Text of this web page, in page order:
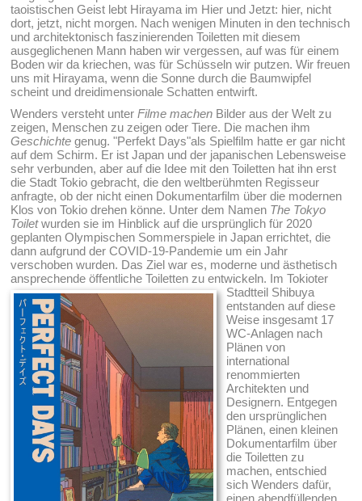
taoistischen Geist lebt Hirayama im Hier und Jetzt: hier, nicht
dort, jetzt, nicht morgen. Nach wenigen Minuten in den technisch
und architektonisch faszinierenden Toiletten mit diesem
ausgeglichenen Mann haben wir vergessen, auf was für einem
Boden wir da kriechen, was für Schüsseln wir putzen. Wir freuen
uns mit Hirayama, wenn die Sonne durch die Baumwipfel
scheint und dreidimensionale Schatten entwirft.
Wenders versteht unterFilme machen Bilder aus der Welt zu
zeigen, Menschen zu zeigen oder Tiere. Die machen ihm
Geschichte genug. "Perfekt Days"als Spielfilm hatte er gar nicht
auf dem Schirm. Er ist Japan und der japanischen Lebensweise
sehr verbunden, aber auf die Idee mit den Toiletten hat ihn erst
die Stadt Tokio gebracht, die den weltberühmten Regisseur
anfragte, ob der nicht einen Dokumentarfilm über die modernen
Klos von Tokio drehen könne. Unter dem Namen The Tokyo
Toiletwurden sie im Hinblick auf die ursprünglich für 2020
geplanten Olympischen Sommerspiele in Japan errichtet, die
dann aufgrund der COVID-19-Pandemie um ein Jahr
verschoben wurden. Das Ziel war es, moderne und ästhetisch
ansprechende öffentliche Toiletten zu entwickeln. Im Tokioter
Stadtteil Shibuya
entstanden auf diese
Weise insgesamt 17
WC-Anlagen nach
Plänen von
international
renommierten
Architekten und
Designern. Entgegen
den ursprünglichen
Plänen, einen kleinen
Dokumentarfilm über
die Toiletten zu
machen, entschied
sich Wenders dafür,
einen abendfüllenden